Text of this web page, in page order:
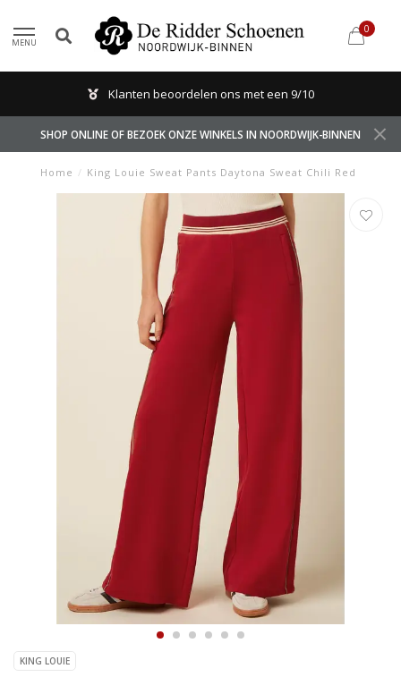
MENU
0
Klanten beoordelen ons met een 9/10
SHOP ONLINE OF BEZOEK ONZE WINKELS IN NOORDWIJK-BINNEN
Home / King Louie Sweat Pants Daytona Sweat Chili Red
KING LOUIE